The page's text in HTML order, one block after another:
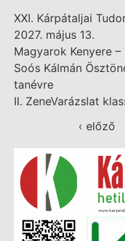
XXI. Kárpátaljai
2027. május 13.
Magyarok Kenyere
Soós Kálmán
tanévre
II. ZeneVarázslat
‹ előző